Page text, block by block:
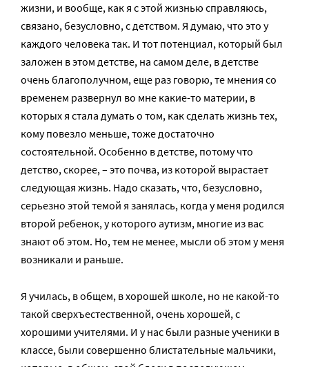
жизни, и вообще, как я с этой жизнью справляюсь,
связано, безусловно, с детством. Я думаю, что это у
каждого человека так. И тот потенциал, который был
заложен в этом детстве, на самом деле, в детстве
очень благополучном, еще раз говорю, те мнения со
временем развернул во мне какие-то материи, в
которых я стала думать о том, как сделать жизнь тех,
кому повезло меньше, тоже достаточно
состоятельной. Особенно в детстве, потому что
детство, скорее, – это почва, из которой вырастает
следующая жизнь. Надо сказать, что, безусловно,
серьезно этой темой я занялась, когда у меня родился
второй ребенок, у которого аутизм, многие из вас
знают об этом. Но, тем не менее, мысли об этом у меня
возникали и раньше.
Я училась, в общем, в хорошей школе, но не какой-то
такой сверхъестественной, очень хорошей, с
хорошими учителями. И у нас были разные ученики в
классе, были совершенно блистательные мальчики,